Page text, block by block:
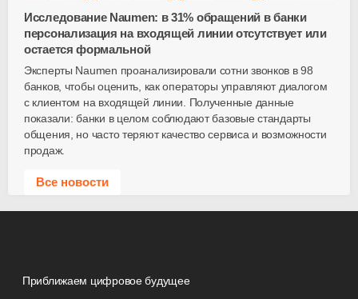
Исследование Naumen: в 31% обращений в банки
персонализация на входящей линии отсутствует или
остается формальной
Эксперты Naumen проанализировали сотни звонков в 98
банков, чтобы оценить, как операторы управляют диалогом
с клиентом на входящей линии. Полученные данные
показали: банки в целом соблюдают базовые стандарты
общения, но часто теряют качество сервиса и возможности
продаж.
Все новости
Приближаем цифровое будущее